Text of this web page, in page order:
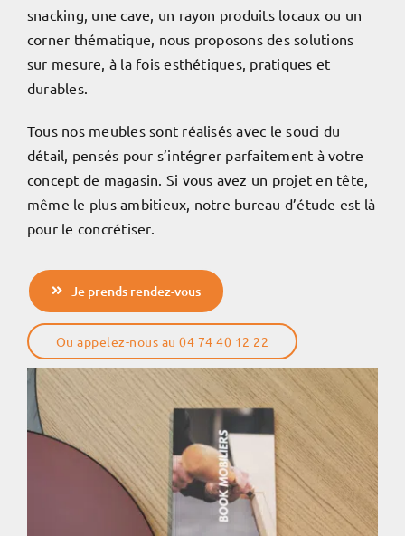
snacking, une cave, un rayon produits locaux ou un
corner thématique, nous proposons des solutions
sur mesure, à la fois esthétiques, pratiques et
durables.
Tous nos meubles sont réalisés avec le souci du
détail, pensés pour s’intégrer parfaitement à votre
concept de magasin. Si vous avez un projet en tête,
même le plus ambitieux, notre bureau d’étude est là
pour le concrétiser.
Je prends rendez-vous
Ou appelez-nous au 04 74 40 12 22